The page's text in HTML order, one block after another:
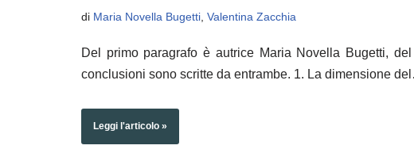
di Maria Novella Bugetti Valentina Zacchia
Del primo paragrafo è autrice Maria Novella Bugetti,
conclusioni sono scritte da entrambe. 1. La dimensione
Leggi l'articolo »